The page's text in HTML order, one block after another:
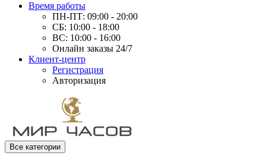
Время работы
ПН-ПТ: 09:00 - 20:00
СБ: 10:00 - 18:00
ВС: 10:00 - 16:00
Онлайн заказы 24/7
Клиент-центр
Регистрация
Авторизация
Все категории